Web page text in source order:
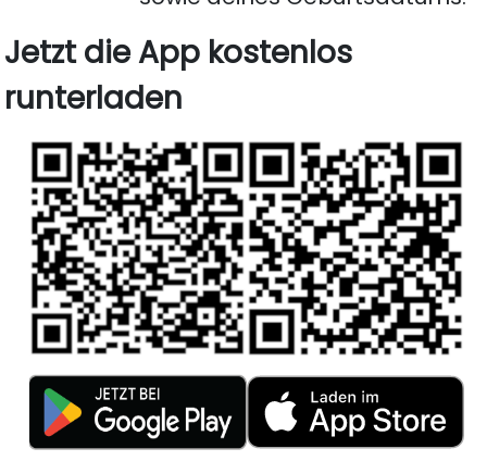
Jetzt die App kostenlos
runterladen